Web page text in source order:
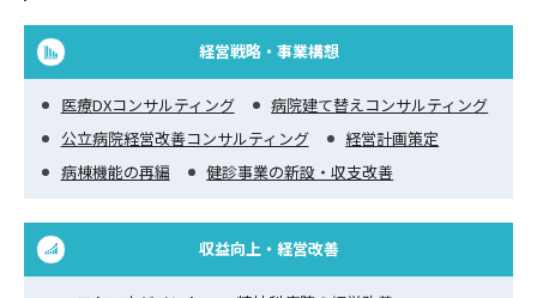
経営戦略・事業構想
医療DXコンサルティング
病院建て替えコンサルティング
公立病院経営改善コンサルティング
経営計画策定
病棟機能の再編
健診事業の新設・収支改善
収益向上・経営改善